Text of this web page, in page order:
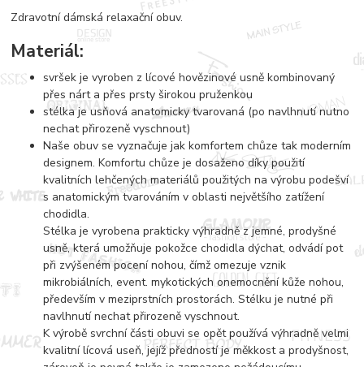
Zdravotní dámská relaxační obuv.
Materiál:
svršek je vyroben z lícové hovězinové usně kombinovaný
přes nárt a přes prsty širokou pruženkou
stélka je usňová anatomicky tvarovaná (po navlhnutí nutno
nechat přirozeně vyschnout)
Naše obuv se vyznačuje jak komfortem chůze tak moderním
designem. Komfortu chůze je dosaženo díky použití
kvalitních lehčených materiálů použitých na výrobu podešví
s anatomickým tvarováním v oblasti největšího zatížení
chodidla.
Stélka je vyrobena prakticky výhradně z jemné, prodyšné
usně, která umožňuje pokožce chodidla dýchat, odvádí pot
při zvýšeném pocení nohou, čímž omezuje vznik
mikrobiálních, event. mykotických onemocnění kůže nohou,
především v meziprstních prostorách. Stélku je nutné při
navlhnutí nechat přirozeně vyschnout.
K výrobě svrchní části obuvi se opět používá výhradně velmi
kvalitní lícová useň, jejíž předností je měkkost a prodyšnost,